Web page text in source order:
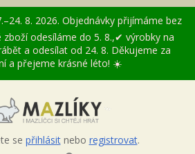
8. 2026. Objednávky přijímáme bez
odesíláme do 5. 8.,✔ výrobky na
a odesílat od 24. 8. Děkujeme za
a přejeme krásné léto! ☀️
se přihlásitnebo registrovat.